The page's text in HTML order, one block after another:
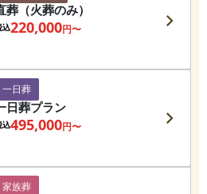
葬（火葬のみ）
込220,000円〜
一日葬
日葬プラン
込495,000円〜
家族葬